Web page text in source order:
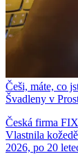
Češi, máte, co
Švadleny v
Česká firma
Vlastnila
2026, po 20